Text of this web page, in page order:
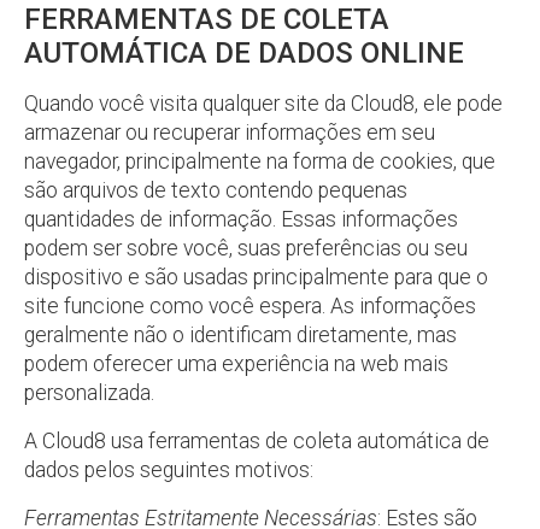
FERRAMENTAS DE COLETA
AUTOMÁTICA DE DADOS ONLINE
Quando você visita qualquer site da Cloud8, ele pode
armazenar ou recuperar informações em seu
navegador, principalmente na forma de cookies, que
são arquivos de texto contendo pequenas
quantidades de informação. Essas informações
podem ser sobre você, suas preferências ou seu
dispositivo e são usadas principalmente para que o
site funcione como você espera. As informações
geralmente não o identificam diretamente, mas
podem oferecer uma experiência na web mais
personalizada.
A Cloud8 usa ferramentas de coleta automática de
dados pelos seguintes motivos:
Ferramentas Estritamente Necessárias: Estes são